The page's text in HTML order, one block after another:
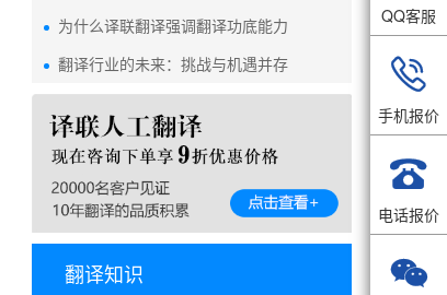
为什么译联翻译强调翻译功底能力
翻译行业的未来：挑战与机遇并存
翻译知识
QQ客服

手机报价

电话报价
